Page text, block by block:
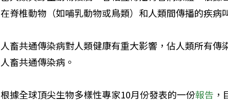
在脊椎動物（如哺乳動物或鳥類）和人類間傳播的疾病
人畜共通傳染病對人類健康有重大影響，佔人類所有
人畜共通傳染病。
根據全球頂尖生物多樣性專家10月份發表的一份報告